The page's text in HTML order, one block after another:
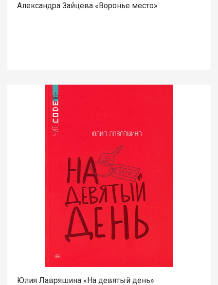
Александра Зайцева «Воронье место»
Юлия Лавряшина «На девятый день»